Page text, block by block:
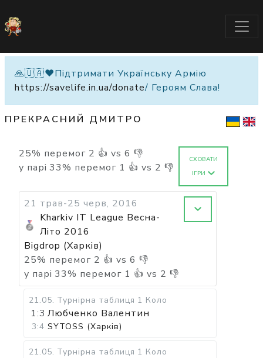
🙏🇺🇦❤️Підтримати Українську Армію
https://savelife.in.ua/donate/ Героям Слава!
ПРЕКРАСНИЙ ДМИТРО
25% перемог 2 👍 vs 6 👎
у парі 33% перемог 1 👍 vs 2 👎
СХОВАТИ
ІГРИ
21 трав-25 черв, 2016
Kharkiv IT League Весна-
Літо 2016
Bigdrop (Харків)
25% перемог 2 👍 vs 6 👎
у парі 33% перемог 1 👍 vs 2 👎
21.05. Турнірна таблиця 1 Коло
1:3 Любченко Валентин
3:4 SYTOSS (Харків)
21.05. Турнірна таблиця 1 Коло